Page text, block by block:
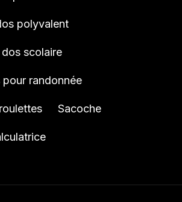
polyvalent
scolaire
pour randonnée
Sacoche